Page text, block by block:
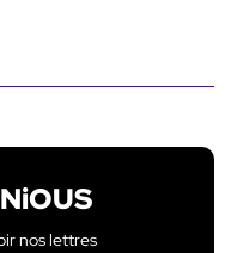
nos lettres